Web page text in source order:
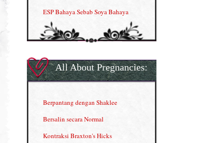
ESP Bahaya Sebab Soya Bahaya
ESP Produk Shaklee Paling HOT
Gla Complex (II)
Herbal Blend the Magic Cream
All About Pregnancies:
Berpantang dengan Shaklee
Bersalin secara Normal
Kontraksi Braxton's Hicks